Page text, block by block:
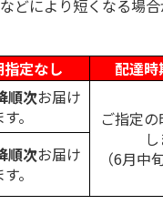
どにより短くなる場
定なし
配達時
順次お届け
。
ご指定
し
（6月中
順次お届け
。